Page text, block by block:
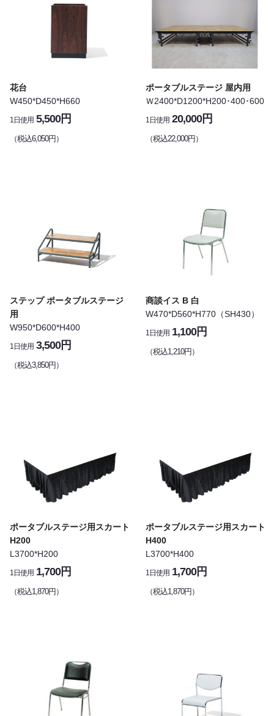
花台
W450*D450*H660
1日使用 5,500円
（税込6,050円）
ポータブルステージ 屋内用
Ｗ2400*D1200*H200･400･600
1日使用 20,000円
（税込22,000円）
ステップ ポータブルステージ
用
W950*D600*H400
1日使用 3,500円
（税込3,850円）
商談イス B 白
W470*D560*H770（SH430）
1日使用 1,100円
（税込1,210円）
ポータブルステージ用スカート
H200
L3700*H200
1日使用 1,700円
（税込1,870円）
ポータブルステージ用スカート
H400
L3700*H400
1日使用 1,700円
（税込1,870円）